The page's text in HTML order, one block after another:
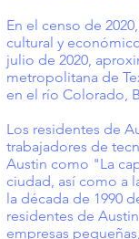
En el censo de
cultural y
julio de 2020,
metropolitana de
en el río Colorado,
Los residentes de
trabajadores de
Austin como "La
ciudad, así como a
la década de 1990
residentes de
empresas